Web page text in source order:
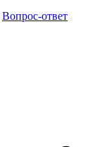
Вопрос-ответ